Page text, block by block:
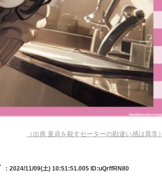
（出典 童貞を殺すセーターの勘違い感は異常）
：2024/11/09(土) 10:51:51.005 ID:uQrffRN80